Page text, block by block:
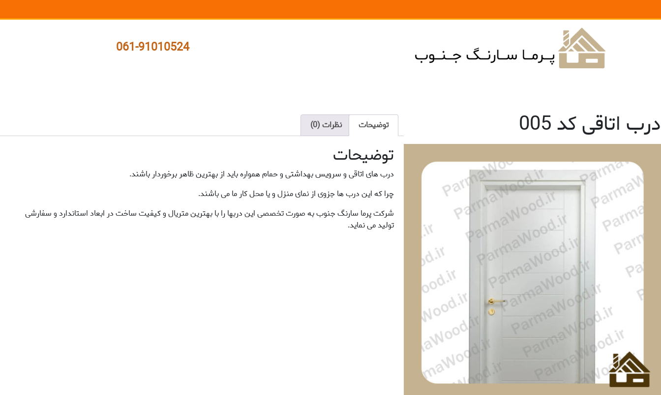
061-91010524
درب اتاقی کد 005 توضیحات نظرات (0)
توضیحات
درب های اتاقی و سرویس بهداشتی و حمام همواره باید از بهترین ظاهر برخوردار باشند.
چرا که این درب ها جزوی از نمای منزل و یا محل کار ما می باشند.
شرکت پرما سارنگ جنوب به صورت تخصصی این دربها را با بهترین متریال و کیفیت ساخت در ابعاد استاندارد و سفارشی
تولید می نماید.